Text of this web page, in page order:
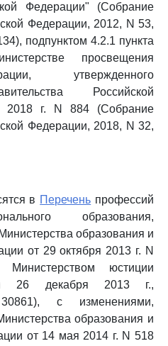
Федерации" (Собрание
Федерации, 2012, N 53,
подпунктом 4.2.1 пункта
просвещения
утвержденного
Российской
г. N 884 (Собрание
Федерации, 2018, N 32,
в Перечень профессий
образования,
образования и
от 29 октября 2013 г. N
Министерством юстиции
26 декабря 2013 г.,
с изменениями,
образования и
от 14 мая 2014 г. N 518